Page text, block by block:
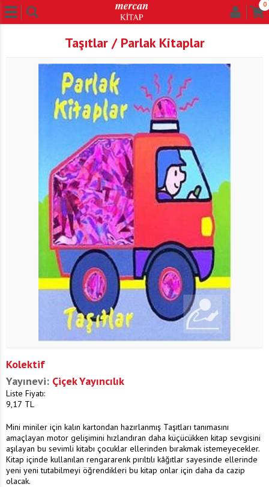
0
Taşıtlar / Parlak Kitaplar
Kolektif
Yayınevi: Çiçek Yayıncılık
Liste Fiyatı:
9,17 TL
Mini miniler için kalın kartondan hazırlanmış Taşıtları tanımasını
amaçlayan motor gelişimini hızlandıran daha küçücükken kitap sevgisini
aşılayan bu sevimli kitabı çocuklar ellerinden bırakmak istemeyecekler.
Kitap içinde kullanılan rengararenk pırıltılı kâğıtlar sayesinde ellerinde
yeni yeni tutabilmeyi öğrendikleri bu kitap onlar için daha da cazip
olacak.